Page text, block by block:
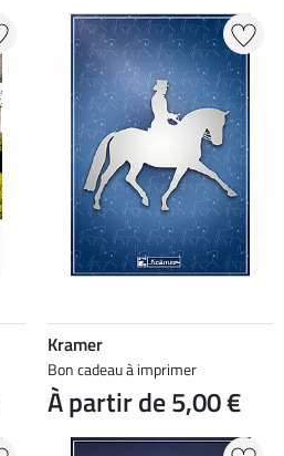
Kramer
Bon cadeau à imprimer
À partir de 5,00 €